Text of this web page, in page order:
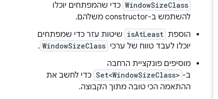
WindowSizeClass כדי שהמפתחים יוכלו
להשתמש ב-constructor משלהם.
הוספת isAtLeast שיטות עזר כדי שמפתחים
יוכלו לעבד טווח של ערכי WindowSizeClass
.
מוסיפים פונקציית הרחבה
ב- Set<WindowSizeClass> כדי לחשב את
ההתאמה הכי טובה מתוך הקבוצה.